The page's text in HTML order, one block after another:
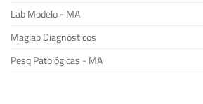
Lab Modelo - MA
Maglab Diagnósticos
Pesq Patológicas - MA